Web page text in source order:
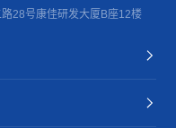
28号康佳研发大厦B座12楼